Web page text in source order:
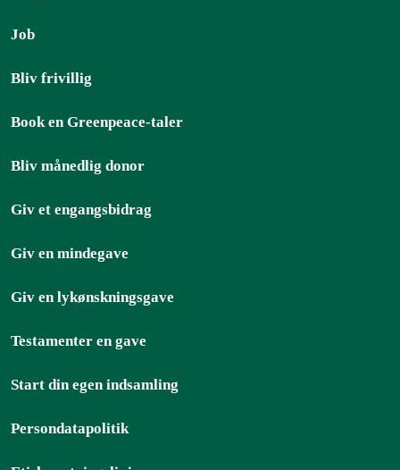
Job
Bliv frivillig
Book en Greenpeace-taler
Bliv månedlig donor
Giv et engangsbidrag
Giv en mindegave
Giv en lykønskningsgave
Testamenter en gave
Start din egen indsamling
Persondatapolitik